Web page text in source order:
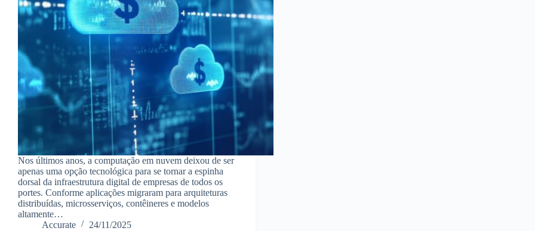
Nos últimos anos, a computação em nuvem deixou de ser
apenas uma opção tecnológica para se tornar a espinha
dorsal da infraestrutura digital de empresas de todos os
portes. Conforme aplicações migraram para arquiteturas
distribuídas, microsserviços, contêineres e modelos
altamente…
Accurate
24/11/2025